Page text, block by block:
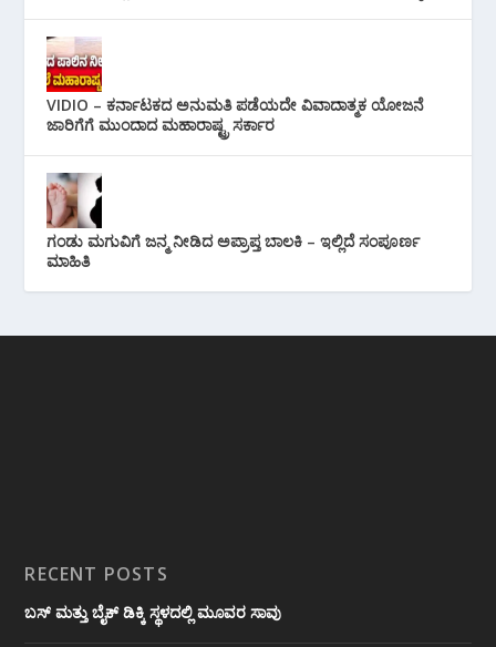
VIDIO – ಕರ್ನಾಟಕದ ಅನುಮತಿ ಪಡೆಯದೇ ವಿವಾದಾತ್ಮಕ ಯೋಜನೆ
ಜಾರಿಗೆಗೆ ಮುಂದಾದ ಮಹಾರಾಷ್ಟ್ರ ಸರ್ಕಾರ
ಗಂಡು ಮಗುವಿಗೆ ಜನ್ಮ ನೀಡಿದ ಅಪ್ರಾಪ್ತ ಬಾಲಕಿ – ಇಲ್ಲಿದೆ ಸಂಪೂರ್ಣ
ಮಾಹಿತಿ
RECENT POSTS
ಬಸ್ ಮತ್ತು ಬೈಕ್ ಡಿಕ್ಕಿ ಸ್ಥಳದಲ್ಲಿ ಮೂವರ ಸಾವು